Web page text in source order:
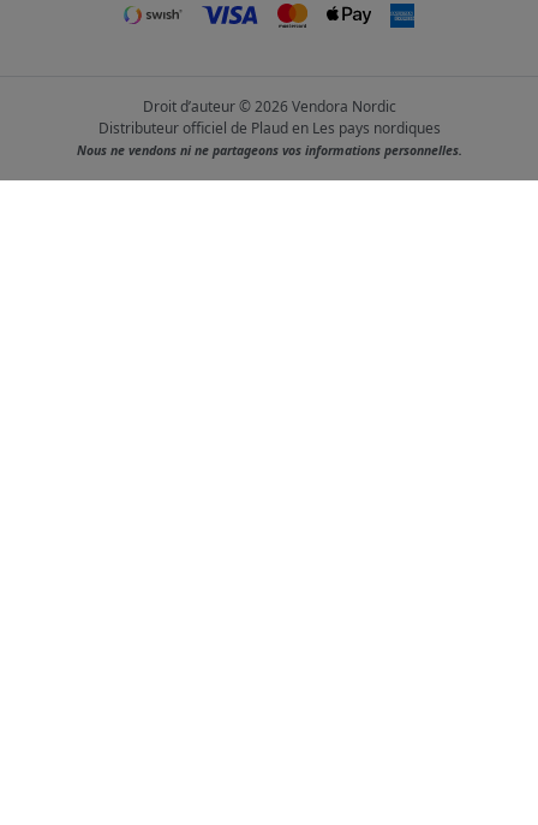
Droit d’auteur © 2026 Vendora Nordic
Distributeur officiel de Plaud en Les pays nordiques
Nous ne vendons ni ne partageons vos informations personnelles.